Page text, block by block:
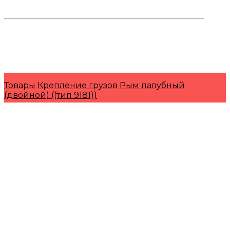
Товары Крепление грузов Рым палубный
(двойной) ((тип 9181))